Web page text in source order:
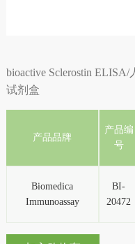
bioactive Sclerostin
试剂盒
产品品牌
产品编
号
Biomedica
Immunoassay
BI-
20472